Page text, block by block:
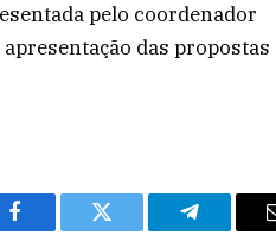
pelo coordenador
das propostas
Facebook Twitter Telegram